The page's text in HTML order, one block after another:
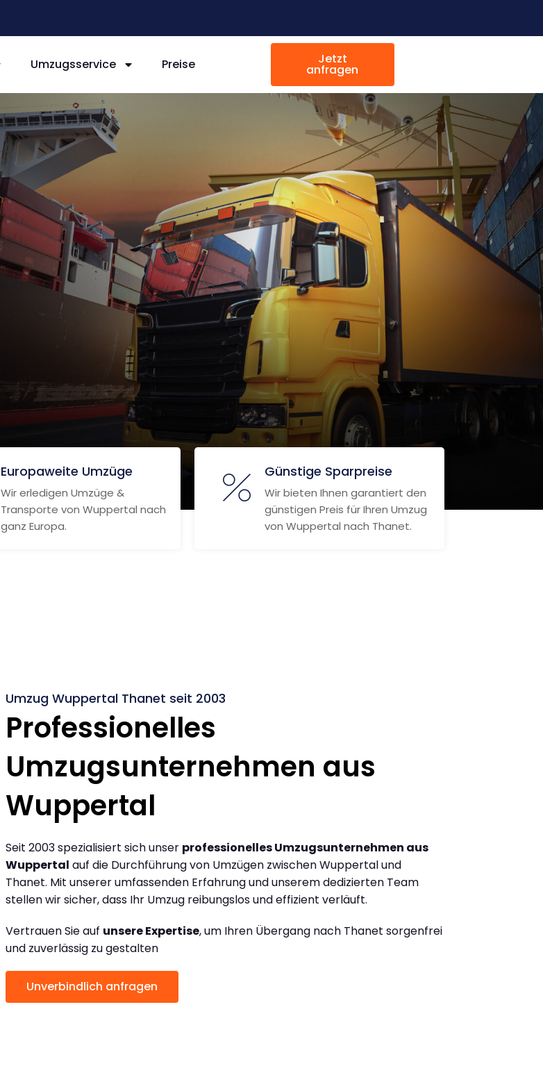
Umzugsservice Preise Jetzt
anfragen
Europaweite Umzüge
Wir erledigen Umzüge &
Transporte von Wuppertal nach
ganz Europa.
Günstige Sparpreise
Wir bieten Ihnen garantiert den
günstigen Preis für Ihren Umzug
von Wuppertal nach Thanet.
Umzug Wuppertal Thanet seit 2003
Professionelles
Umzugsunternehmen aus
Wuppertal
Seit 2003 spezialisiert sich unser professionelles Umzugsunternehmen aus
Wuppertal auf die Durchführung von Umzügen zwischen Wuppertal und
Thanet. Mit unserer umfassenden Erfahrung und unserem dedizierten Team
stellen wir sicher, dass Ihr Umzug reibungslos und effizient verläuft.
Vertrauen Sie auf unsere Expertise, um Ihren Übergang nach Thanet sorgenfrei
und zuverlässig zu gestalten
Unverbindlich anfragen